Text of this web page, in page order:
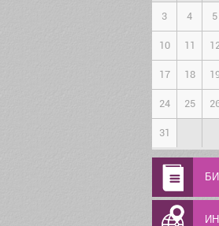
3 4 5
10 11
17 18
24 25
31